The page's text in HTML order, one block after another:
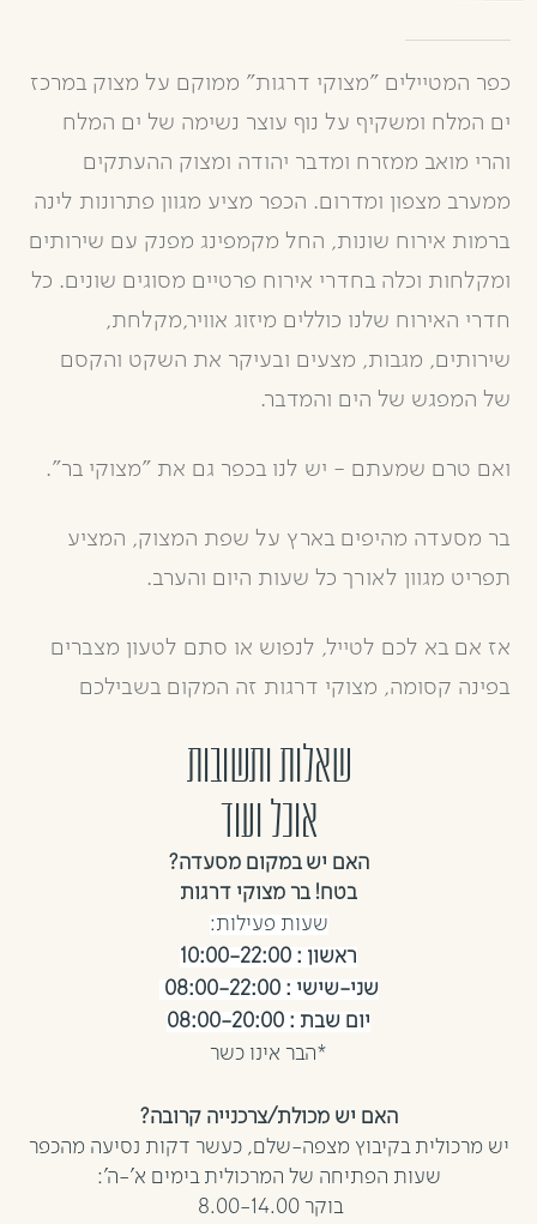
כפר המטיילים "מצוקי דרגות" ממוקם על מצוק במרכז
ים המלח ומשקיף על נוף עוצר נשימה של ים המלח
והרי מואב ממזרח ומדבר יהודה ומצוק ההעתקים
ממערב מצפון ומדרום. הכפר מציע מגוון פתרונות לינה
ברמות אירוח שונות, החל מקמפינג מפנק עם שירותים
ומקלחות וכלה בחדרי אירוח פרטיים מסוגים שונים. כל
חדרי האירוח שלנו כוללים מיזוג אוויר,מקלחת,
שירותים, מגבות, מצעים ובעיקר את השקט והקסם
של המפגש של הים והמדבר.
ואם טרם שמעתם - יש לנו בכפר גם את "מצוקי בר".
בר מסעדה מהיפים בארץ על שפת המצוק, המציע
תפריט מגוון לאורך כל שעות היום והערב.
אז אם בא לכם לטייל, לנפוש או סתם לטעון מצברים
בפינה קסומה, מצוקי דרגות זה המקום בשבילכם
שאלות ותשובות
אוכל ועוד
האם יש במקום מסעדה?
בטח! בר מצוקי דרגות
שעות פעילות:
ראשון : 10:00-22:00
שני-שישי : 08:00-22:00
יום שבת : 08:00-20:00
*הבר אינו כשר
האם יש מכולת/צרכנייה קרובה?
יש מרכולית בקיבוץ מצפה-שלם, כעשר דקות נסיעה מהכפר
שעות הפתיחה של המרכולית בימים א’-ה’:
בוקר 8.00-14.00